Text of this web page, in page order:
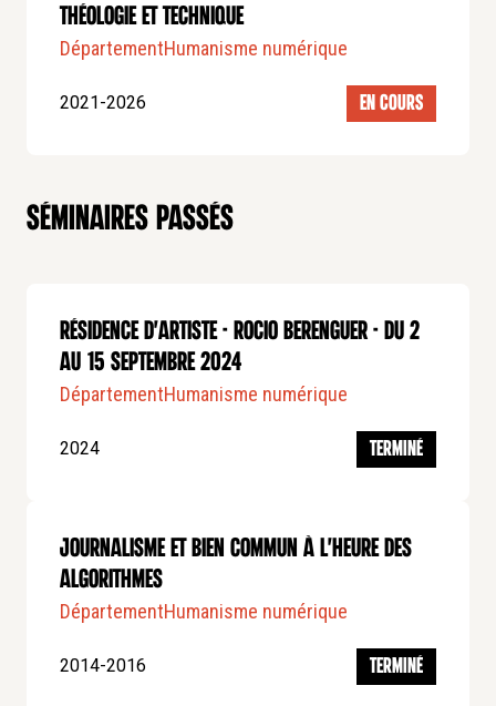
Théologie et Technique
DépartementHumanisme numérique
2021-2026 EN COURS
Séminaires passés
Résidence d'artiste - Rocio Berenguer - Du 2
au 15 septembre 2024
DépartementHumanisme numérique
2024 TERMINÉ
Journalisme et bien commun à l'heure des
Algorithmes
DépartementHumanisme numérique
2014-2016 TERMINÉ